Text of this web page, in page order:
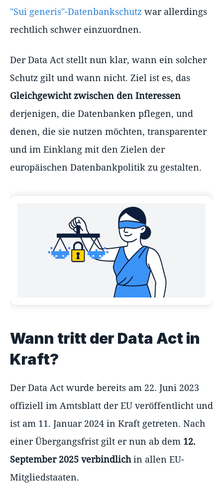
"Sui generis"-Datenbankschutz war allerdings
rechtlich schwer einzuordnen.
Der Data Act stellt nun klar, wann ein solcher
Schutz gilt und wann nicht. Ziel ist es, das
Gleichgewicht zwischen den Interessen
derjenigen, die Datenbanken pflegen, und
denen, die sie nutzen möchten, transparenter
und im Einklang mit den Zielen der
europäischen Datenbankpolitik zu gestalten.
Wann tritt der Data Act in
Kraft?
Der Data Act wurde bereits am 22. Juni 2023
offiziell im Amtsblatt der EU veröffentlicht und
ist am 11. Januar 2024 in Kraft getreten. Nach
einer Übergangsfrist gilt er nun ab dem 12.
September 2025 verbindlichin allen EU-
Mitgliedstaaten.